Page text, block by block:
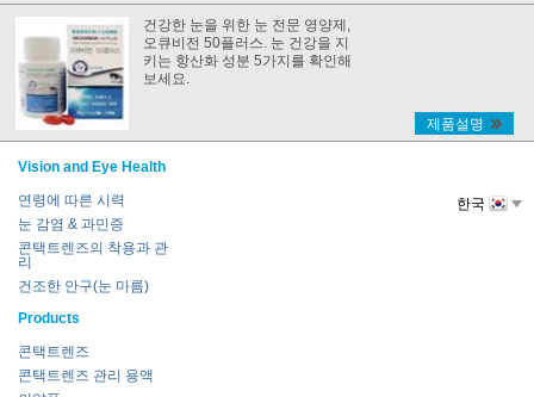
건강한 눈을 위한 눈 전문 영양제,
오큐비전 50플러스. 눈 건강을 지
키는 항산화 성분 5가지를 확인해
보세요.
제품설명
Vision and Eye Health
연령에 따른 시력
눈 감염 & 과민증
콘택트렌즈의 착용과 관
리
건조한 안구(눈 마름)
Products
콘택트렌즈
콘택트렌즈 관리 용액
한국